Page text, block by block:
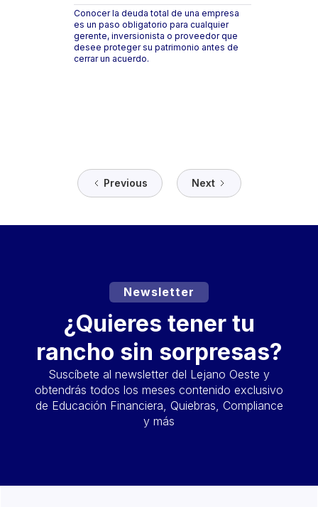
Conocer la deuda total de una empresa
es un paso obligatorio para cualquier
gerente, inversionista o proveedor que
desee proteger su patrimonio antes de
cerrar un acuerdo.
Previous Next
Newsletter
¿Quieres tener tu
rancho sin sorpresas?
Suscíbete al newsletter del Lejano Oeste y
obtendrás todos los meses contenido exclusivo
de Educación Financiera, Quiebras, Compliance
y más